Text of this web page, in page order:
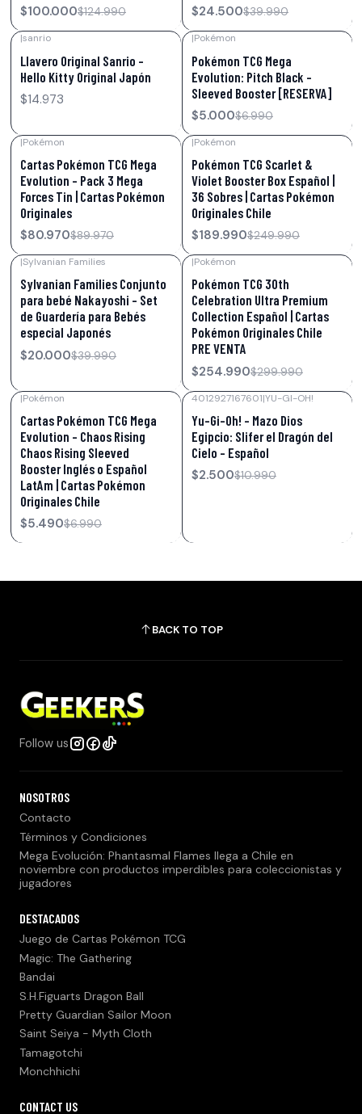
$100.000$124.990
$24.500$39.990
|sanrio
Llavero Original Sanrio –
Hello Kitty Original Japón
$14.973
|Pokémon
Pokémon TCG Mega
Evolution: Pitch Black –
Sleeved Booster [RESERVA]
$5.000$6.990
|Pokémon
Cartas Pokémon TCG Mega
Evolution – Pack 3 Mega
Forces Tin | Cartas Pokémon
Originales
$80.970$89.970
|Pokémon
Pokémon TCG Scarlet &
Violet Booster Box Español |
36 Sobres | Cartas Pokémon
Originales Chile
$189.990$249.990
|Sylvanian Families
Sylvanian Families Conjunto
para bebé Nakayoshi - Set
de Guardería para Bebés
especial Japonés
$20.000$39.990
|Pokémon
Pokémon TCG 30th
Celebration Ultra Premium
Collection Español | Cartas
Pokémon Originales Chile
PRE VENTA
$254.990$299.990
|Pokémon
Cartas Pokémon TCG Mega
Evolution – Chaos Rising
Chaos Rising Sleeved
Booster Inglés o Español
LatAm | Cartas Pokémon
Originales Chile
$5.490$6.990
4012927167601|YU-GI-OH!
Yu-Gi-Oh! – Mazo Dios
Egipcio: Slifer el Dragón del
Cielo – Español
$2.500$10.990
BACK TO TOP
Follow us
NOSOTROS
Contacto
Términos y Condiciones
Mega Evolución: Phantasmal Flames llega a Chile en
noviembre con productos imperdibles para coleccionistas y
jugadores
DESTACADOS
Juego de Cartas Pokémon TCG
Magic: The Gathering
Bandai
S.H.Figuarts Dragon Ball
Pretty Guardian Sailor Moon
Saint Seiya - Myth Cloth
Tamagotchi
Monchhichi
CONTACT US